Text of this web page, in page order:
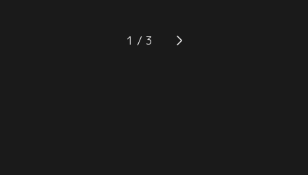
めてゆき、やがて狂信者の様相とな
って不気味な目的を語る。戦闘は最
て“アドラバースト”。新たな謎や事
実が語られた会議の後、同じ「中
1